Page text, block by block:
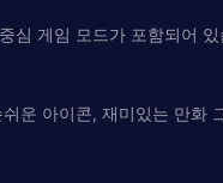
게임 모드가 포함되어
운 아이콘, 재미있는 만